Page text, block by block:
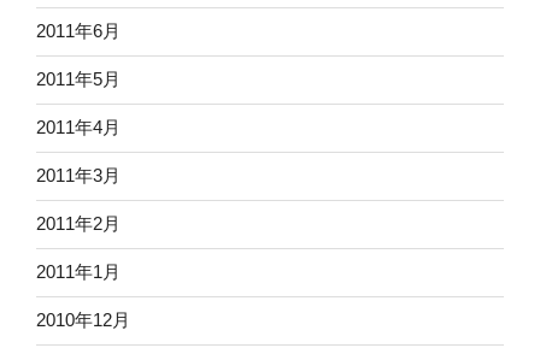
2011年6月
2011年5月
2011年4月
2011年3月
2011年2月
2011年1月
2010年12月